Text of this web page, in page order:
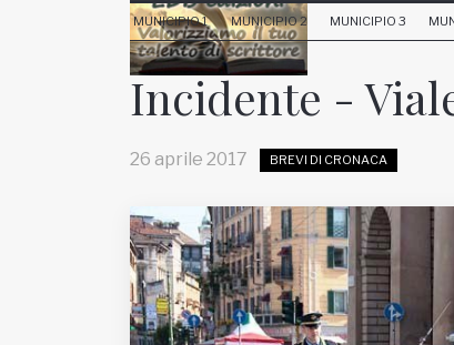
www.viveremilano.info
Fondato e diretto da Enzo De
EDB edizioni - Via Brivio angolo C.
MUNICIPIO 1 MUNICIPIO 2 MUNICIPIO 3
Incidente -
26 aprile 2017 BREVI DI CRONACA